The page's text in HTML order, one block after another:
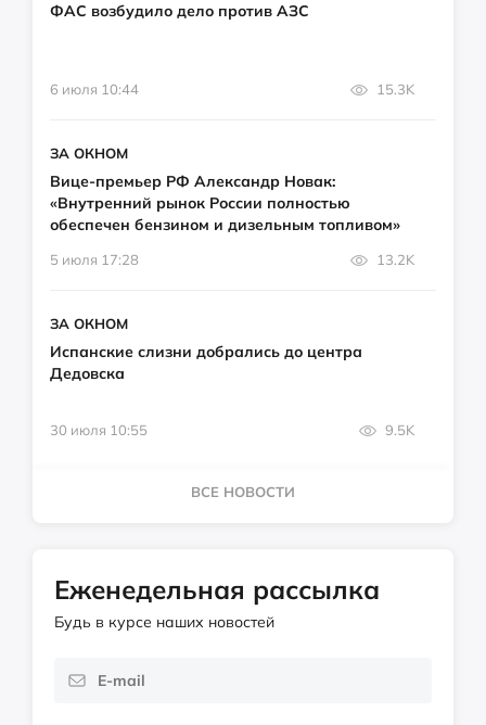
ФАС возбудило дело против АЗС
6 июля 10:44 15.3K
ЗА ОКНОМ
Вице-премьер РФ Александр Новак:
«Внутренний рынок России полностью
обеспечен бензином и дизельным топливом»
5 июля 17:28 13.2K
ЗА ОКНОМ
Испанские слизни добрались до центра
Дедовска
30 июля 10:55 9.5K
ВСЕ НОВОСТИ
Еженедельная рассылка
Будь в курсе наших новостей